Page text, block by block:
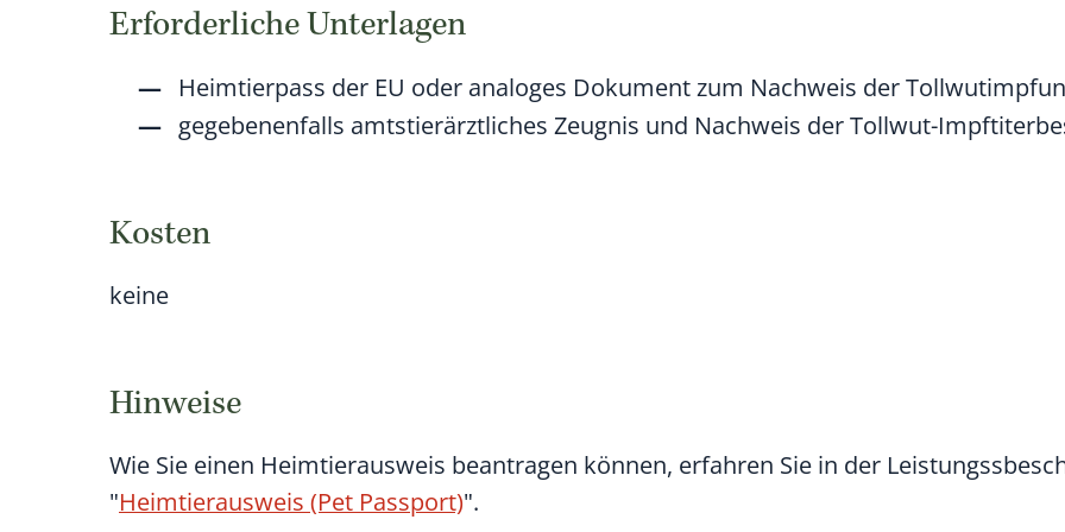
Erforderliche Unterlagen
Heimtierpass der EU oder analoges Dokument zum Nachweis der
gegebenenfalls amtstierärztliches Zeugnis und Nachweis der Tollwut-
Kosten
keine
Hinweise
Wie Sie einen Heimtierausweis beantragen können, erfahren Sie in der
"Heimtierausweis (Pet Passport)".